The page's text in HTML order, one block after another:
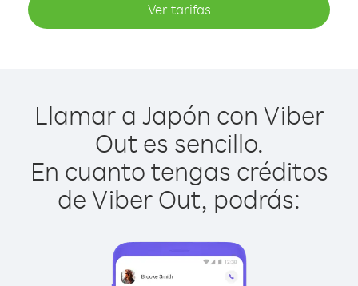
Ver tarifas
Llamar a Japón con Viber
Out es sencillo.
En cuanto tengas créditos
de Viber Out, podrás: